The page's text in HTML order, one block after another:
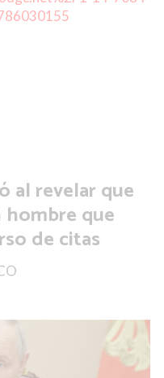
al revelar que
hombre que
de citas